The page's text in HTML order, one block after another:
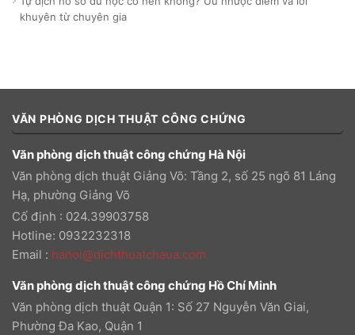
khuyên từ chuyên gia
VĂN PHÒNG DỊCH THUẬT CÔNG CHỨNG
Văn phòng dịch thuật công chứng Hà Nội
Văn phòng dịch thuật Giảng Võ: Tầng 2, số 25 ngõ 81 Láng
Hạ, phường Giảng Võ
Cố định : 024.39903758
Hotline: 0932232318
Email : hanoi@dichthuatchaua.com
Văn phòng dịch thuật công chứng Hồ Chí Minh
Văn phòng dịch thuật Quận 1: Số 27 Nguyễn Văn Giai,
Phường Đa Kao, Quận 1